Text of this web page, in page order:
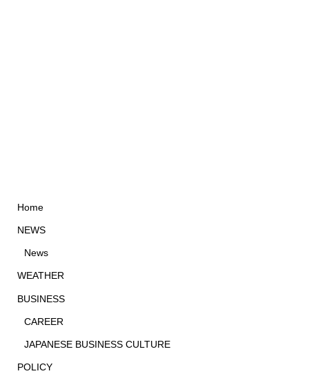
Home
NEWS
News
WEATHER
BUSINESS
CAREER
JAPANESE BUSINESS CULTURE
POLICY